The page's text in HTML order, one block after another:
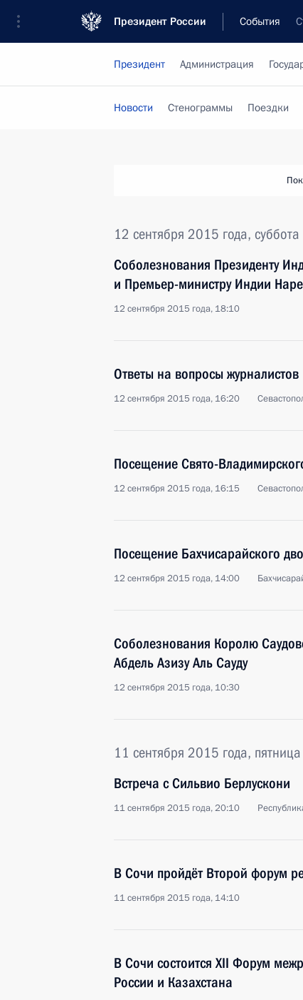
Президент России События
Президент Администрация
Новости Стенограммы Поездки
12 сентября 2015 года, суббота
Соболезнования Президенту
и Премьер-министру Индии
12 сентября 2015 года, 18:10
Ответы на вопросы журналистов
12 сентября 2015 года, 16:20
Посещение Свято-
12 сентября 2015 года, 16:15
Посещение Бахчисарайского
12 сентября 2015 года, 14:00
Соболезнования Королю
Абдель Азизу Аль Сауду
12 сентября 2015 года, 10:30
11 сентября 2015 года, пятница
Встреча с Сильвио Берлускони
11 сентября 2015 года, 20:10
В Сочи пройдёт Второй форум
11 сентября 2015 года, 14:10
В Сочи состоится XII Форум
России и Казахстана